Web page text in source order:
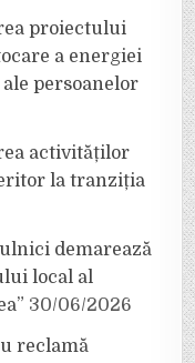
proiectului
a energiei
persoanelor
activităților
la tranziția
demarează
local al
30/06/2026
reclamă